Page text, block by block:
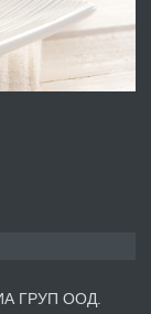
преди 4 дни
наем в кв.
ГРУП ООД.